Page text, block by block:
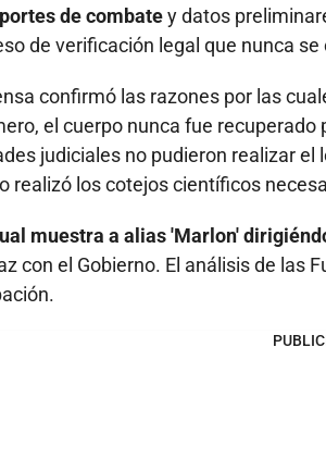
de combatey datos
de verificación legal que nunca se
confirmó las razones por las
el cuerpo nunca fue
judiciales no pudieron realizar
realizó los cotejos científicos
muestra a alias 'Marlon'
con el Gobierno. El análisis de las